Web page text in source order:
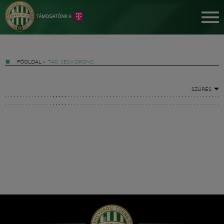
FŐOLDAL » TAG: JÉGKORONG
SZŰRÉS
Hírek